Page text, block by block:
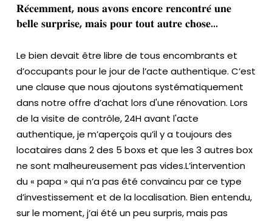
T
a
𝐑𝐞́𝐜𝐞𝐦𝐦𝐞𝐧𝐭, 𝐧𝐨𝐮𝐬 𝐚𝐯𝐨𝐧𝐬 𝐞𝐧𝐜𝐨𝐫𝐞 𝐫𝐞𝐧𝐜𝐨𝐧𝐭𝐫𝐞́ 𝐮𝐧𝐞
𝐛𝐞𝐥𝐥𝐞 𝐬𝐮𝐫𝐩𝐫𝐢𝐬𝐞, 𝐦𝐚𝐢𝐬 𝐩𝐨𝐮𝐫 𝐭𝐨𝐮𝐭 𝐚𝐮𝐭𝐫𝐞 𝐜𝐡𝐨𝐬𝐞...
Le bien devait être libre de tous encombrants et
d’occupants pour le jour de l’acte authentique. C’est
une clause que nous ajoutons systématiquement
dans notre offre d’achat lors d'une rénovation. Lors
de la visite de contrôle, 24H avant l'acte
authentique, je m’aperçois qu’il y a toujours des
locataires dans 2 des 5 boxs et que les 3 autres box
ne sont malheureusement pas vides.L’intervention
du « papa » qui n’a pas été convaincu par ce type
d’investissement et de la localisation. Bien entendu,
sur le moment, j’ai été un peu surpris, mais pas